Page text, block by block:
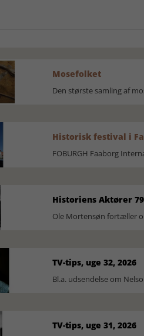
Mosefolket
Den største samling af
Historisk festival i
FOBURGH Faaborg
Historiens Aktører 79
Ole Mortensøn fortæller
TV-tips, uge 32, 2026
Bl.a. udsendelse om
TV-tips, uge 31, 2026